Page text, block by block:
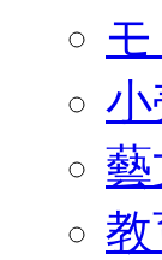
小
藝